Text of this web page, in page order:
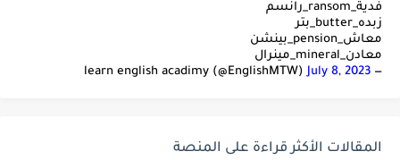
فدية_ransom_رانسم
زبده_butter_بتر
معاش_pension_بينشن
معادن_mineral_مينرال
— learn english acadimy (@EnglishMTW)
July 8, 2023
المقالات الأكثر قراءة على المنصة